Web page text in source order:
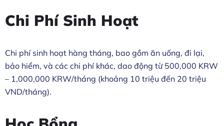
Chi Phí Sinh Hoạt
Chi phí sinh hoạt hàng tháng, bao gồm ăn uống, đi lại,
bảo hiểm, và các chi phí khác, dao động từ 500,000 KRW
– 1,000,000 KRW/tháng (khoảng 10 triệu đến 20 triệu
VND/tháng).